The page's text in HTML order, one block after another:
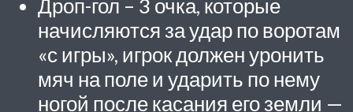
Дроп-гол – 3 очка, которые
начисляются за удар по воротам
«с игры», игрок должен уронить
мяч на поле и ударить по нему
ногой после касания его земли —